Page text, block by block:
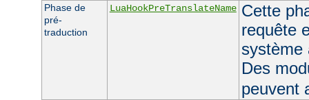
Phase de
pré-
traduction
LuaHookPreTranslateName Cette
requête
système
Des
peuvent